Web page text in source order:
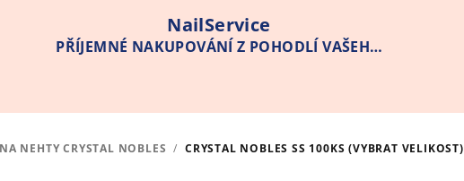
NailService
PŘÍJEMNÉ NAKUPOVÁNÍ Z POHODLÍ VAŠEHO
NEHTY CRYSTAL NOBLES / CRYSTAL NOBLES SS 100KS (VYBRAT VELIKOST)